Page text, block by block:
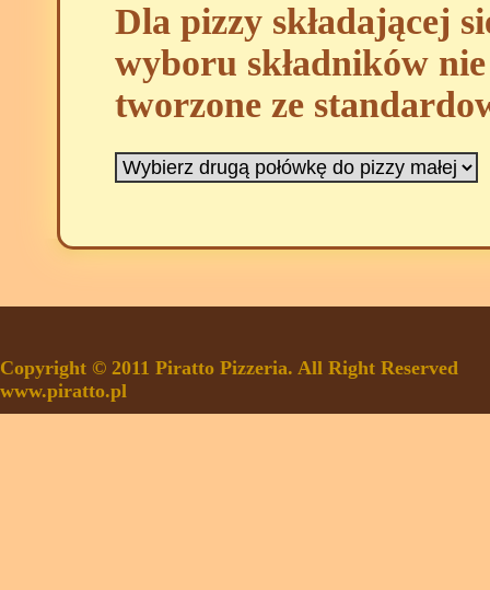
Dla pizzy składającej
wyboru składników
tworzone ze
Copyright © 2011 Piratto Pizzeria. All Right Reserved
www.piratto.pl